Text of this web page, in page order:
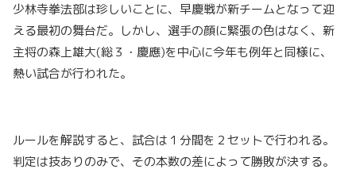
少林寺拳法部は珍しいことに、早慶戦が新チームとなって迎
える最初の舞台だ。しかし、選手の顔に緊張の色はなく、新
主将の森上雄大(総３・慶應)を中心に今年も例年と同様に、
熱い試合が行われた。
ルールを解説すると、試合は１分間を２セットで行われる。
判定は技ありのみで、その本数の差によって勝敗が決する。